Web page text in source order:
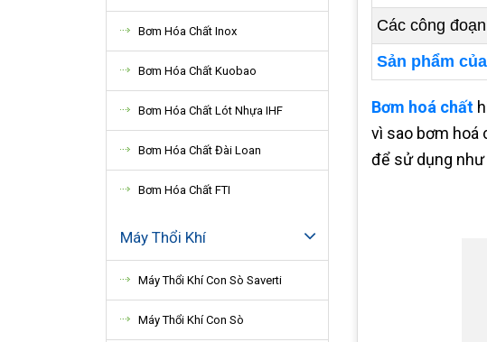
Bơm Hóa Chất Inox
Bơm Hóa Chất Kuobao
Bơm Hóa Chất Lót Nhựa IHF
Bơm Hóa Chất Đài Loan
Bơm Hóa Chất FTI
Máy Thổi Khí
Máy Thổi Khí Con Sò Saverti
Máy Thổi Khí Con Sò
Các công
Sản phẩm
Bơm hoá chất
vì sao bơm hoá
để sử dụng như